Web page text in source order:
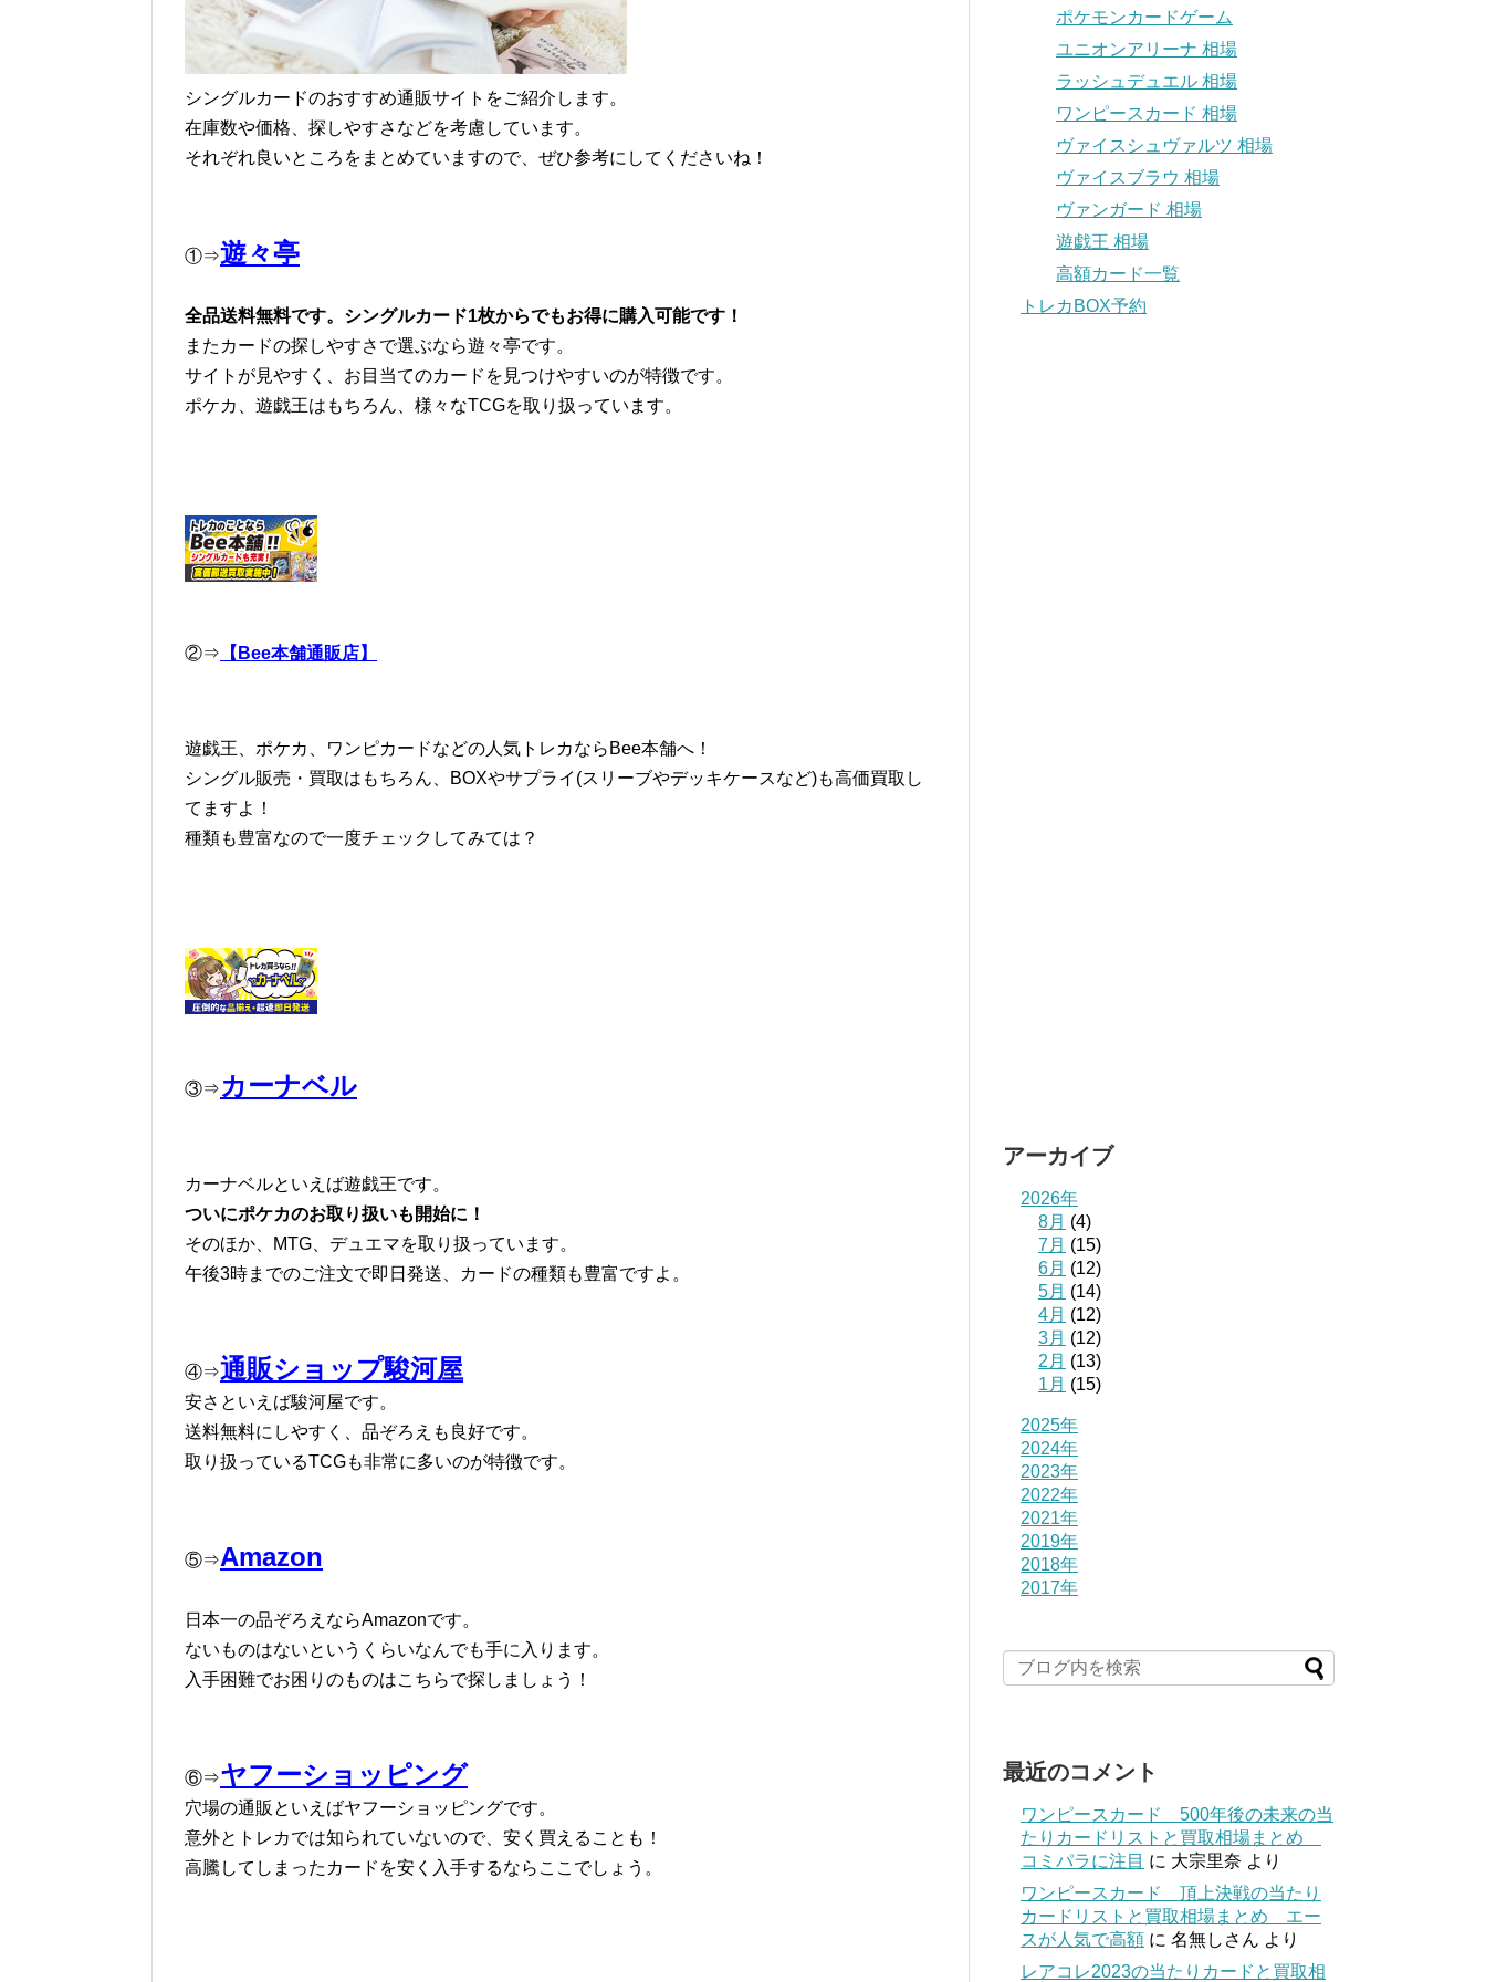
シングルカードのおすすめ通販サイトをご紹介します。
在庫数や価格、探しやすさなどを考慮しています。
それぞれ良いところをまとめていますので、ぜひ参考にしてくださいね！
①⇒遊々亭
全品送料無料です。シングルカード1枚からでもお得に購入可能です！
またカードの探しやすさで選ぶなら遊々亭です。
サイトが見やすく、お目当てのカードを見つけやすいのが特徴です。
ポケカ、遊戯王はもちろん、様々なTCGを取り扱っています。
②⇒ 【Bee本舗通販店】
遊戯王、ポケカ、ワンピカードなどの人気トレカならBee本舗へ！
シングル販売・買取はもちろん、BOXやサプライ(スリーブやデッキケースなど)も高価買取し
てますよ！
種類も豊富なので一度チェックしてみては？
③⇒ カーナベル
カーナベルといえば遊戯王です。
ついにポケカのお取り扱いも開始に！
そのほか、MTG、デュエマを取り扱っています。
午後3時までのご注文で即日発送、カードの種類も豊富ですよ。
④⇒通販ショップ駿河屋
安さといえば駿河屋です。
送料無料にしやすく、品ぞろえも良好です。
取り扱っているTCGも非常に多いのが特徴です。
⑤⇒Amazon
日本一の品ぞろえならAmazonです。
ないものはないというくらいなんでも手に入ります。
入手困難でお困りのものはこちらで探しましょう！
⑥⇒ヤフーショッピング
穴場の通販といえばヤフーショッピングです。
意外とトレカでは知られていないので、安く買えることも！
高騰してしまったカードを安く入手するならここでしょう。
ポケモンカードゲーム
ユニオンアリーナ 相場
ラッシュデュエル 相場
ワンピースカード 相場
ヴァイスシュヴァルツ 相場
ヴァイスブラウ 相場
ヴァンガード 相場
遊戯王 相場
高額カード一覧
トレカBOX予約
アーカイブ
2026年
8月 (4)
7月 (15)
6月 (12)
5月 (14)
4月 (12)
3月 (12)
2月 (13)
1月 (15)
2025年
2024年
2023年
2022年
2021年
2019年
2018年
2017年
最近のコメント
ワンピースカード 500年後の未来の当
たりカードリストと買取相場まとめ
コミパラに注目 に 大宗里奈 より
ワンピースカード 頂上決戦の当たり
カードリストと買取相場まとめ エー
スが人気で高額 に 名無しさん より
レアコレ2023の当たりカードと買取相